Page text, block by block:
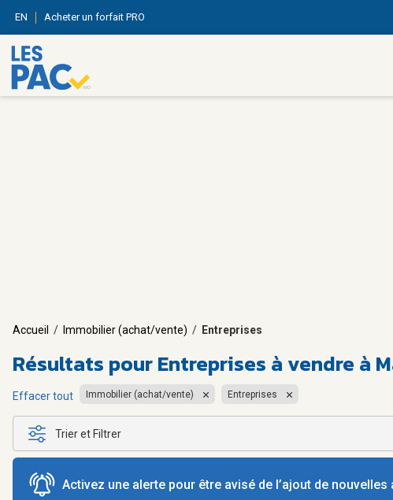
EN Acheter un forfait PRO
Accueil / Immobilier (achat/vente) / Entreprises
Résultats pourEntreprises à vendre à
Effacer tout Immobilier (achat/vente) Entreprises
Trier et Filtrer
Activez une alerte pour être avisé de l’ajout de nouvelles